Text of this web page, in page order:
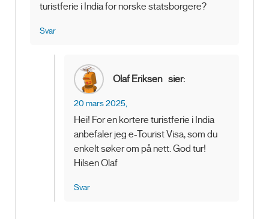
turistferie i India for norske statsborgere?
Svar
Olaf Eriksen sier:
20 mars 2025,
Hei! For en kortere turistferie i India
anbefaler jeg e-Tourist Visa, som du
enkelt søker om på nett. God tur!
Hilsen Olaf
Svar